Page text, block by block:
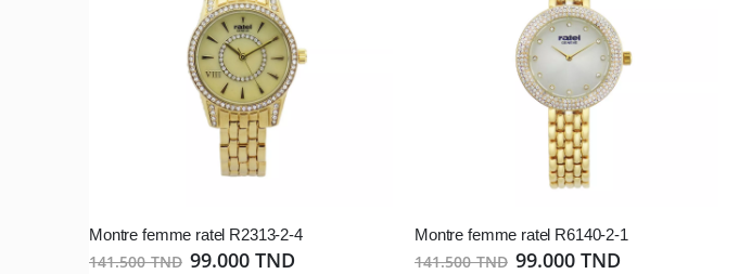
Montre femme ratel R2313-2-4
141.500 TND 99.000 TND
Montre femme ratel R6140-2-1
141.500 TND 99.000 TND